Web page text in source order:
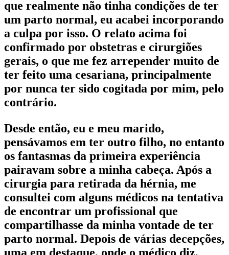
que realmente não tinha condições de ter
um parto normal, eu acabei incorporando
a culpa por isso. O relato acima foi
confirmado por obstetras e cirurgiões
gerais, o que me fez arrepender muito de
ter feito uma cesariana, principalmente
por nunca ter sido cogitada por mim, pelo
contrário.
Desde então, eu e meu marido,
pensávamos em ter outro filho, no entanto
os fantasmas da primeira experiência
pairavam sobre a minha cabeça. Após a
cirurgia para retirada da hérnia, me
consultei com alguns médicos na tentativa
de encontrar um profissional que
compartilhasse da minha vontade de ter
parto normal. Depois de várias decepções,
uma em destaque, onde o médico diz,